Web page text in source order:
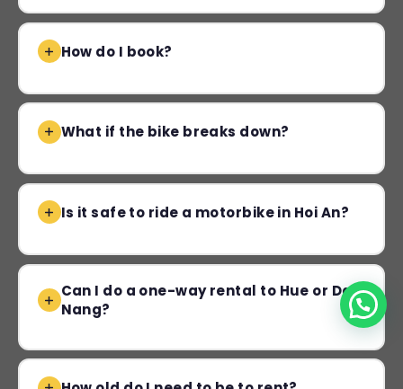
How do I book?
What if the bike breaks down?
Is it safe to ride a motorbike in Hoi An?
Can I do a one-way rental to Hue or Da
Nang?